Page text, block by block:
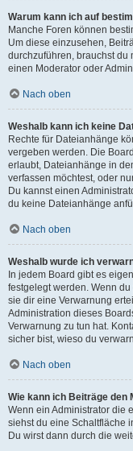
Warum kann ich auf
Manche Foren können
Um diese einzusehen,
durchzuführen, brauchst du
einen Moderator oder
Nach oben
Weshalb kann ich keine
Rechte für Dateianhänge
vergeben werden. Die
erlaubt, Dateianhänge in
verfassen möchtest, oder
Du kannst einen
du keine Dateianhänge
Nach oben
Weshalb wurde ich
In jedem Board gibt es
festgelegt werden. Wenn
sie dir eine Verwarnung
Administration dieses
Verwarnung zu tun hat.
sicher bist, wieso du
Nach oben
Wie kann ich Beiträge den
Wenn ein Administrator die
siehst du eine Schaltfläche
Du wirst dann durch die